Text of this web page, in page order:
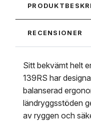
RECENSIONER
Sitt bekvämt helt
139RS har
balanserad
ländryggsstöden
av ryggen och